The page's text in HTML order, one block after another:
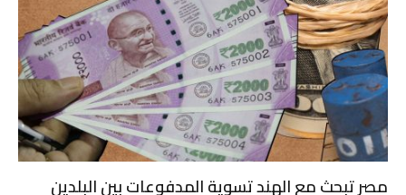
مصر تبحث مع الهند تسوية المدفوعات بين البلدين